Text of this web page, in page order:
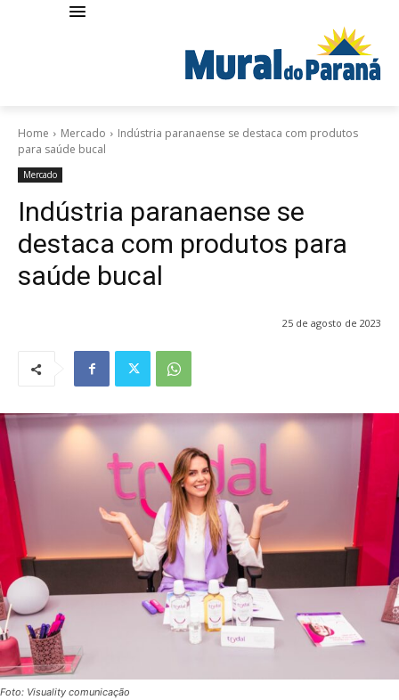
Home Mercado
Indústria paranaense se destaca com produtos
para saúde bucal
Mercado
Indústria paranaense se
destaca com produtos para
saúde bucal
25 de agosto de 2023
Foto: Visuality comunicação